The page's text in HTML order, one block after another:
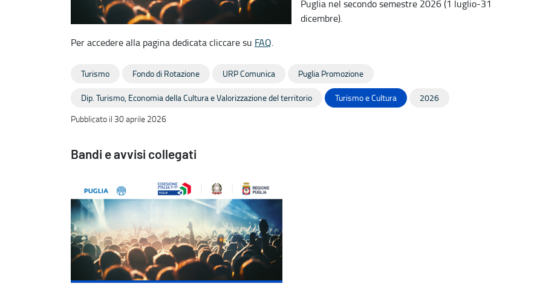
Puglia nel secondo semestre 2026 (1 luglio-31
dicembre).
Per accedere alla pagina dedicata cliccare su FAQ.
Turismo Fondo di Rotazione URP Comunica Puglia Promozione
Dip. Turismo, Economia della Cultura e Valorizzazione del territorio Turismo e Cultura
2026
Pubblicato il 30 aprile 2026
Bandi e avvisi collegati